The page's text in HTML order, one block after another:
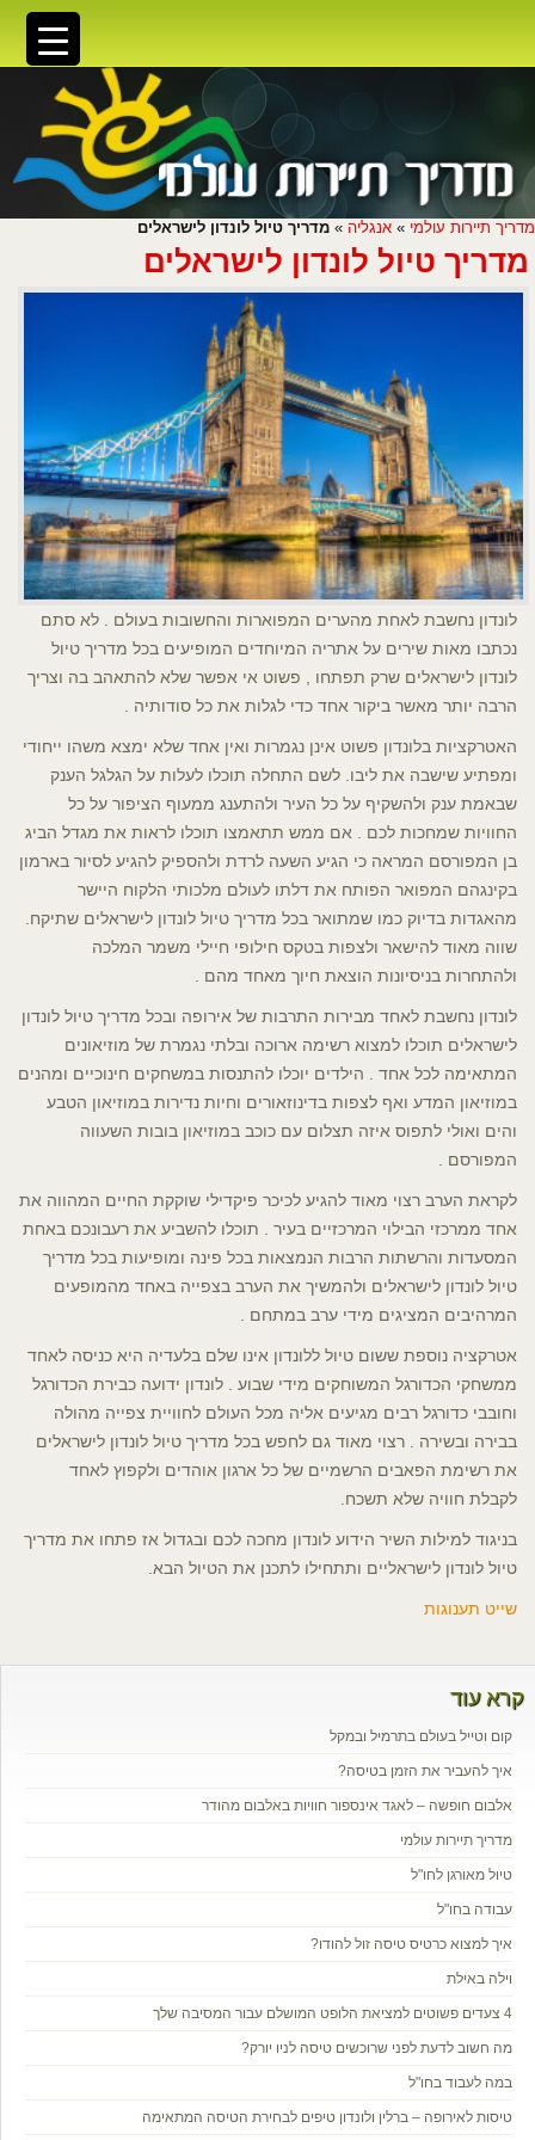
מדריך תיירות עולמי » אנגליה » מדריך טיול לונדון לישראלים
מדריך טיול לונדון לישראלים
לונדון נחשבת לאחת מהערים המפוארות והחשובות בעולם . לא סתם
נכתבו מאות שירים על אתריה המיוחדים המופיעים בכל מדריך טיול
לונדון לישראלים שרק תפתחו , פשוט אי אפשר שלא להתאהב בה וצריך
הרבה יותר מאשר ביקור אחד כדי לגלות את כל סודותיה .
האטרקציות בלונדון פשוט אינן נגמרות ואין אחד שלא ימצא משהו ייחודי
ומפתיע שישבה את ליבו. לשם התחלה תוכלו לעלות על הגלגל הענק
שבאמת ענק ולהשקיף על כל העיר ולהתענג ממעוף הציפור על כל
החוויות שמחכות לכם . אם ממש תתאמצו תוכלו לראות את מגדל הביג
בן המפורסם המראה כי הגיע השעה לרדת ולהספיק להגיע לסיור בארמון
בקינגהם המפואר הפותח את דלתו לעולם מלכותי הלקוח היישר
מהאגדות בדיוק כמו שמתואר בכל מדריך טיול לונדון לישראלים שתיקח.
שווה מאוד להישאר ולצפות בטקס חילופי חיילי משמר המלכה
ולהתחרות בניסיונות הוצאת חיוך מאחד מהם .
לונדון נחשבת לאחד מבירות התרבות של אירופה ובכל מדריך טיול לונדון
לישראלים תוכלו למצוא רשימה ארוכה ובלתי נגמרת של מוזיאונים
המתאימה לכל אחד . הילדים יוכלו להתנסות במשחקים חינוכיים ומהנים
במוזיאון המדע ואף לצפות בדינוזאורים וחיות נדירות במוזיאון הטבע
והים ואולי לתפוס איזה תצלום עם כוכב במוזיאון בובות השעווה
המפורסם .
לקראת הערב רצוי מאוד להגיע לכיכר פיקדילי שוקקת החיים המהווה את
אחד ממרכזי הבילוי המרכזיים בעיר . תוכלו להשביע את רעבונכם באחת
המסעדות והרשתות הרבות הנמצאות בכל פינה ומופיעות בכל מדריך
טיול לונדון לישראלים ולהמשיך את הערב בצפייה באחד מהמופעים
המרהיבים המציגים מידי ערב במתחם .
אטרקציה נוספת ששום טיול ללונדון אינו שלם בלעדיה היא כניסה לאחד
ממשחקי הכדורגל המשוחקים מידי שבוע . לונדון ידועה כבירת הכדורגל
וחובבי כדורגל רבים מגיעים אליה מכל העולם לחוויית צפייה מהולה
בבירה ובשירה . רצוי מאוד גם לחפש בכל מדריך טיול לונדון לישראלים
את רשימת הפאבים הרשמיים של כל ארגון אוהדים ולקפוץ לאחד
לקבלת חוויה שלא תשכח.
בניגוד למילות השיר הידוע לונדון מחכה לכם ובגדול אז פתחו את מדריך
טיול לונדון לישראליים ותתחילו לתכנן את הטיול הבא.
שייט תענוגות
קרא עוד
קום וטייל בעולם בתרמיל ובמקל
איך להעביר את הזמן בטיסה?
אלבום חופשה – לאגד אינספור חוויות באלבום מהודר
מדריך תיירות עולמי
טיול מאורגן לחו"ל
עבודה בחו"ל
איך למצוא כרטיס טיסה זול להודו?
וילה באילת
4 צעדים פשוטים למציאת הלופט המושלם עבור המסיבה שלך
מה חשוב לדעת לפני שרוכשים טיסה לניו יורק?
במה לעבוד בחו"ל
טיסות לאירופה – ברלין ולונדון טיפים לבחירת הטיסה המתאימה